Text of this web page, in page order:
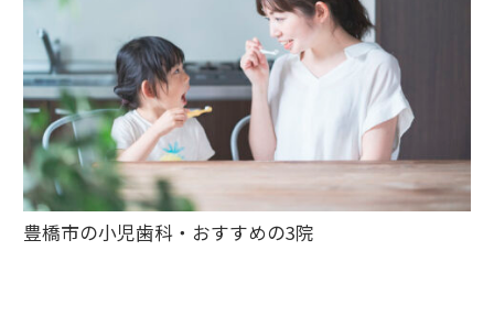
豊橋市の小児歯科・おすすめの3院